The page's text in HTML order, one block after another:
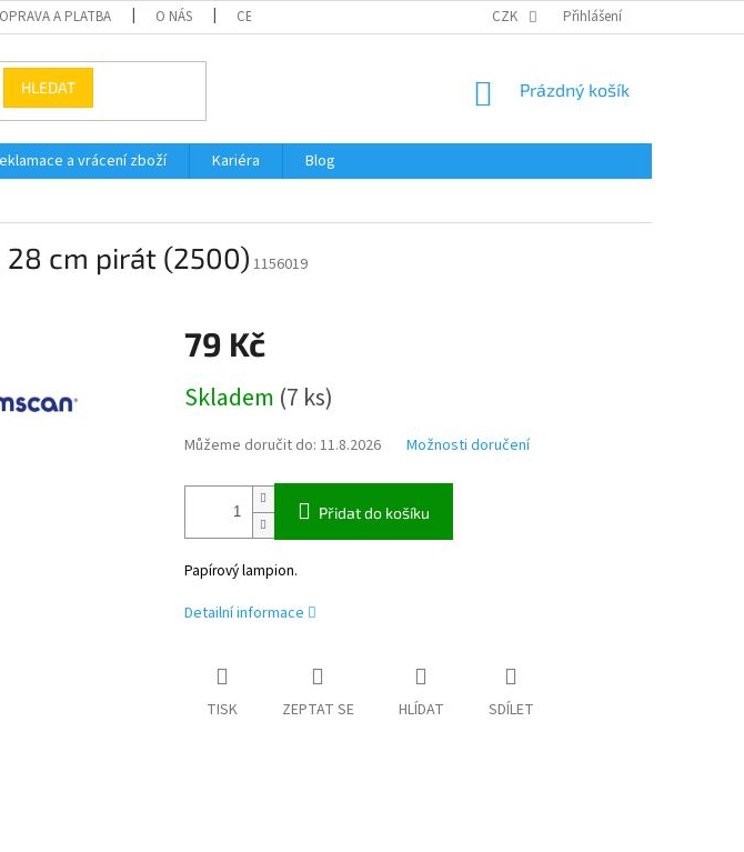
A PLATBA O NÁS CERTIFIKÁTY A NÁVODY OBCHODNÍ PODMÍNKY OCHRANA OSOBNÍCH
CZK Přihlášení
HLEDAT
NÁKUPNÍ
Prázdný košík
a vrácení zboží Kariéra
Blog
cm pirát (2500) 1156019
79 Kč
cena:
Skladem (7 ks)
Můžeme doručit do: 11.8.2026 Možnosti doručení
Přidat do košíku
Papírový lampion.
Detailní informace
TISK ZEPTAT SE HLÍDAT SDÍLET